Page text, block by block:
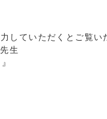
していただくとご覧
生